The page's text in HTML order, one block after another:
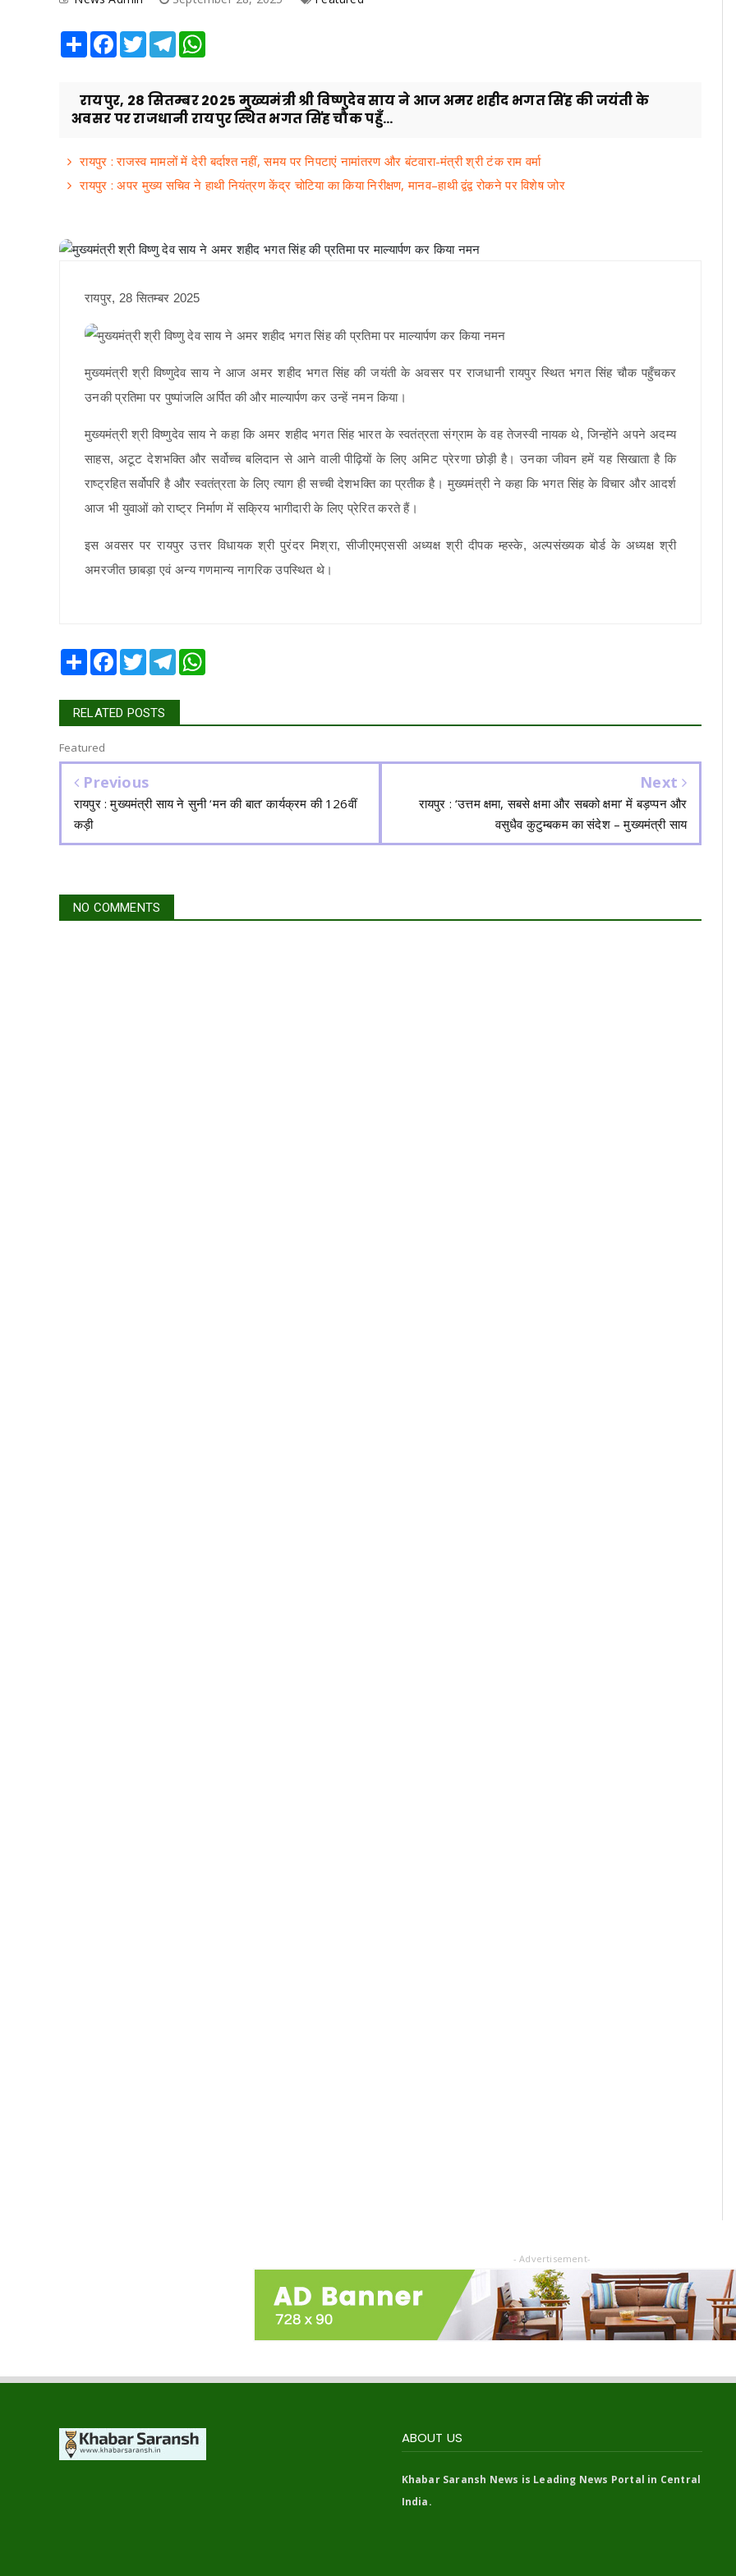
Share Facebook
TwitterTelegram
रायपुर, 28 सितम्बर 2025 मुख्यमंत्री श्री विष्णुदेव साय ने आज अमर शहीद भगत सिंह की जयंती के
अवसर पर राजधानी रायपुर स्थित भगत सिंह चौक पहुँ...
रायपुर : राजस्व मामलों में देरी बर्दाश्त नहीं, समय पर निपटाएं नामांतरण और बंटवारा-मंत्री श्री टंक राम वर्मा
रायपुर : अपर मुख्य सचिव ने हाथी नियंत्रण केंद्र चोटिया का किया निरीक्षण, मानव–हाथी द्वंद्व रोकने पर विशेष जोर
रायपुर, 28 सितम्बर 2025
मुख्यमंत्री श्री विष्णुदेव साय ने आज अमर शहीद भगत सिंह की जयंती के अवसर पर राजधानी रायपुर स्थित भगत सिंह चौक पहुँचकर
उनकी प्रतिमा पर पुष्पांजलि अर्पित की और माल्यार्पण कर उन्हें नमन किया।
मुख्यमंत्री श्री विष्णुदेव साय ने कहा कि अमर शहीद भगत सिंह भारत के स्वतंत्रता संग्राम के वह तेजस्वी नायक थे, जिन्होंने अपने अदम्य
साहस, अटूट देशभक्ति और सर्वोच्च बलिदान से आने वाली पीढ़ियों के लिए अमिट प्रेरणा छोड़ी है। उनका जीवन हमें यह सिखाता है कि
राष्ट्रहित सर्वोपरि है और स्वतंत्रता के लिए त्याग ही सच्ची देशभक्ति का प्रतीक है। मुख्यमंत्री ने कहा कि भगत सिंह के विचार और आदर्श
आज भी युवाओं को राष्ट्र निर्माण में सक्रिय भागीदारी के लिए प्रेरित करते हैं।
इस अवसर पर रायपुर उत्तर विधायक श्री पुरंदर मिश्रा, सीजीएमएससी अध्यक्ष श्री दीपक म्हस्के, अल्पसंख्यक बोर्ड के अध्यक्ष श्री
अमरजीत छाबड़ा एवं अन्य गणमान्य नागरिक उपस्थित थे।
Share Facebook
TwitterTelegram
RELATED POSTS
Featured
Previous
रायपुर : मुख्यमंत्री साय ने सुनी ‘मन की बात’ कार्यक्रम की 126वीं
कड़ी
Next
रायपुर : ‘उत्तम क्षमा, सबसे क्षमा और सबको क्षमा’ में बड़प्पन और
वसुधैव कुटुम्बकम का संदेश – मुख्यमंत्री साय
NO COMMENTS
- Advertisement-
ABOUT US
Khabar Saransh News is Leading News Portal in Central
India.